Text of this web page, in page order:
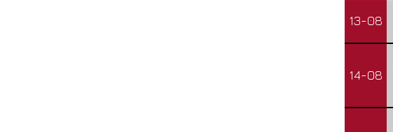
13-08
14-08